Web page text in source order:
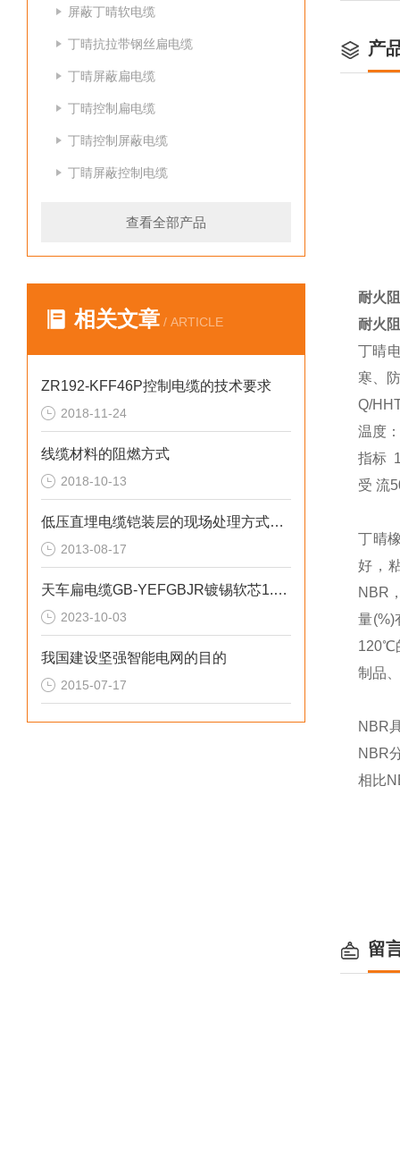
屏蔽丁晴软电缆
丁晴抗拉带钢丝扁电缆
丁晴屏蔽扁电缆
丁晴控制扁电缆
丁睛控制屏蔽电缆
丁睛屏蔽控制电缆
查看全部产品
相关文章 / ARTICLE
ZR192-KFF46P控制电缆的技术要求
2018-11-24
线缆材料的阻燃方式
2018-10-13
低压直埋电缆铠装层的现场处理方式多种多样
2013-08-17
天车扁电缆GB-YEFGBJR镀锡软芯1.15mm直径导体
2023-10-03
我国建设坚强智能电网的目的
2015-07-17
产
耐火
耐火
丁晴
寒、
Q/
温度
指标
受 流
丁晴
好，
NBR
量(%)
120℃
制品
NBR
NBR
相比
留